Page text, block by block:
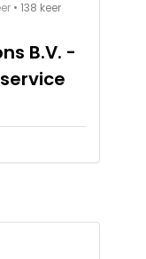
• 138 keer
B.V. -